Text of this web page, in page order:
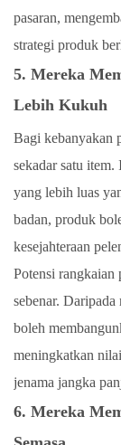
pasaran,
strategi produk
5. Mereka
Lebih Kukuh
Bagi kebanyakan
sekadar satu
yang lebih luas
badan, produk
kesejahteraan
Potensi rangkaian
sebenar. Daripada
boleh
meningkatkan
jenama jangka
6. Mereka